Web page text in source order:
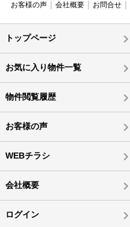
お客様の声
会社概要 お問合せ
トップページ
お気に入り物件一覧
物件閲覧履歴
お客様の声
WEBチラシ
会社概要
ログイン